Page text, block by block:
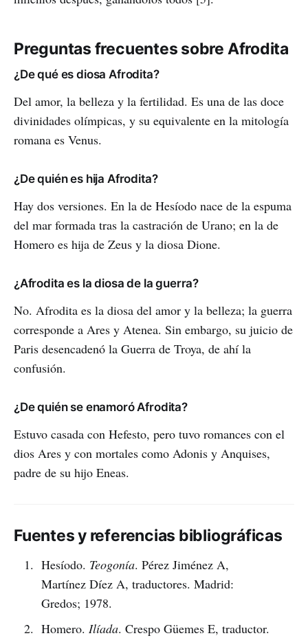
Preguntas frecuentes sobre Afrodita
¿De qué es diosa Afrodita?
Del amor, la belleza y la fertilidad. Es una de las doce
divinidades olímpicas, y su equivalente en la mitología
romana es Venus.
¿De quién es hija Afrodita?
Hay dos versiones. En la de Hesíodo nace de la espuma
del mar formada tras la castración de Urano; en la de
Homero es hija de Zeus y la diosa Dione.
¿Afrodita es la diosa de la guerra?
No. Afrodita es la diosa del amor y la belleza; la guerra
corresponde a Ares y Atenea. Sin embargo, su juicio de
Paris desencadenó la Guerra de Troya, de ahí la
confusión.
¿De quién se enamoró Afrodita?
Estuvo casada con Hefesto, pero tuvo romances con el
dios Ares y con mortales como Adonis y Anquises,
padre de su hijo Eneas.
Fuentes y referencias bibliográficas
Hesíodo. Teogonía. Pérez Jiménez A,
Martínez Díez A, traductores. Madrid:
Gredos; 1978.
Homero. Ilíada. Crespo Güemes E, traductor.